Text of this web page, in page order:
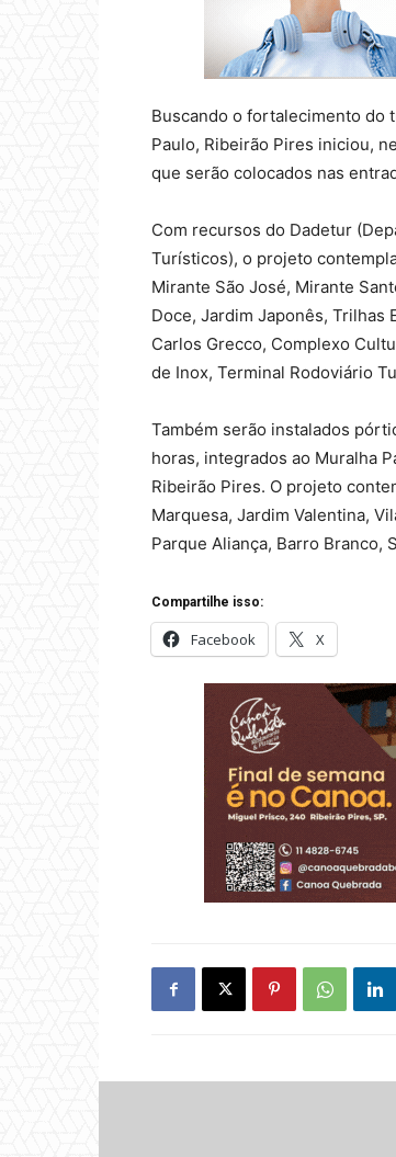
Buscando o fortalecimento do
Paulo, Ribeirão Pires iniciou,
que serão colocados nas
Com recursos do Dadetur
Turísticos), o projeto
Mirante São José, Mirante
Doce, Jardim Japonês, Trilhas
Carlos Grecco, Complexo
de Inox, Terminal Rodoviário
Também serão instalados
horas, integrados ao Muralha
Ribeirão Pires. O projeto
Marquesa, Jardim Valentina,
Parque Aliança, Barro Branco,
Compartilhe isso:
Facebook X